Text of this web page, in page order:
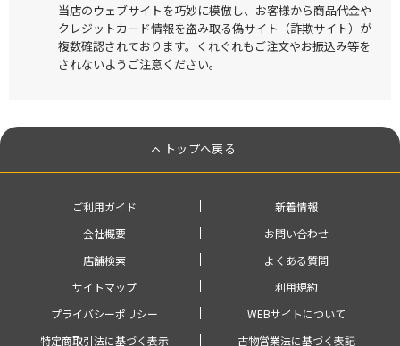
当店のウェブサイトを巧妙に模倣し、お客様から商品代金や
クレジットカード情報を盗み取る偽サイト（詐欺サイト）が
複数確認されております。くれぐれもご注文やお振込み等を
されないようご注意ください。
トップへ戻る
ご利用ガイド
新着情報
会社概要
お問い合わせ
店舗検索
よくある質問
サイトマップ
利用規約
プライバシーポリシー
WEBサイトについて
特定商取引法に基づく表示
古物営業法に基づく表記